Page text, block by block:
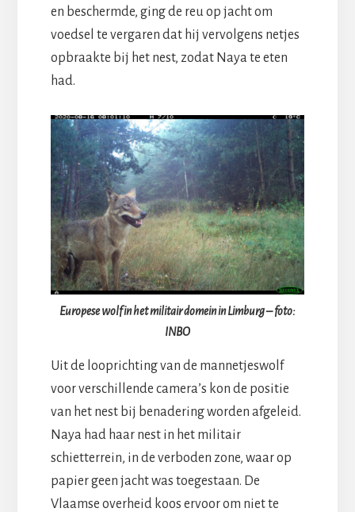
en beschermde, ging de reu op jacht om
voedsel te vergaren dat hij vervolgens netjes
opbraakte bij het nest, zodat Naya te eten
had.
Europese wolf in het militair domein in Limburg – foto:
INBO
Uit de looprichting van de mannetjeswolf
voor verschillende camera’s kon de positie
van het nest bij benadering worden afgeleid.
Naya had haar nest in het militair
schietterrein, in de verboden zone, waar op
papier geen jacht was toegestaan. De
Vlaamse overheid koos ervoor om niet te